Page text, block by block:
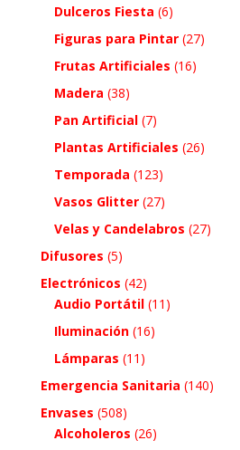
Dulceros Fiesta (6)
Figuras para Pintar (27)
Frutas Artificiales (16)
Madera (38)
Pan Artificial (7)
Plantas Artificiales (26)
Temporada (123)
Vasos Glitter (27)
Velas y Candelabros (27)
Difusores (5)
Electrónicos (42)
Audio Portátil (11)
Iluminación (16)
Lámparas (11)
Emergencia Sanitaria (140)
Envases (508)
Alcoholeros (26)